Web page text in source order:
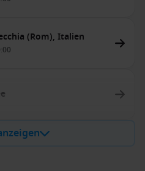
(Rom), Italien